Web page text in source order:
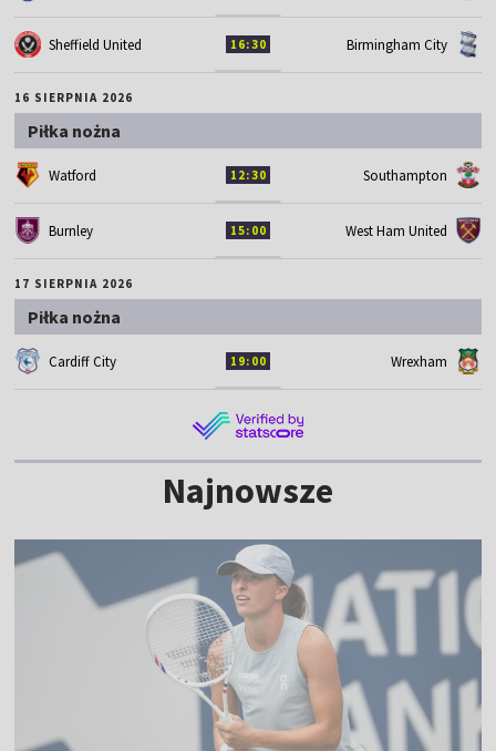
Sheffield United 16:30 Birmingham City
16 SIERPNIA 2026
Piłka nożna
Watford 12:30 Southampton
Burnley 15:00 West Ham United
17 SIERPNIA 2026
Piłka nożna
Cardiff City 19:00 Wrexham
Najnowsze